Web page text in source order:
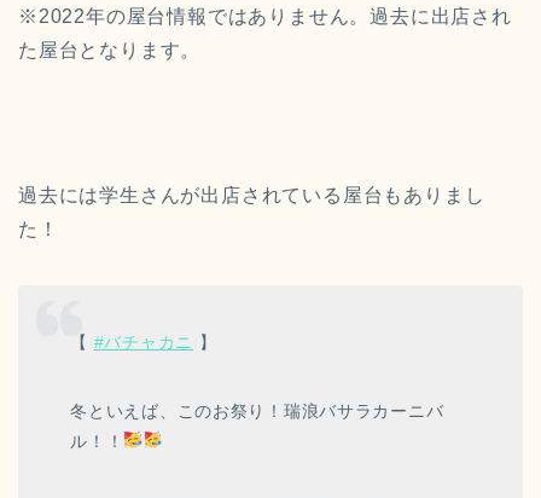
※2022年の屋台情報ではありません。過去に出店され
た屋台となります。
過去には学生さんが出店されている屋台もありまし
た！
【 #バチャカニ 】
冬といえば、このお祭り！瑞浪バサラカーニバ
ル！！